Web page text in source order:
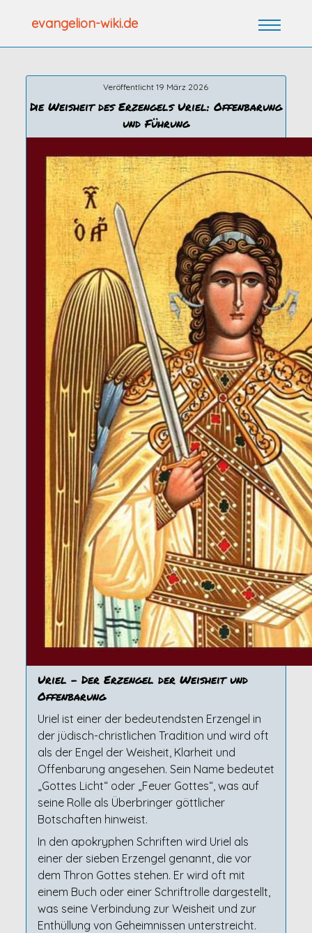
evangelion-wiki.de
Veröffentlicht 19 März 2026
Die Weisheit des Erzengels Uriel: Offenbarung
und Führung
Uriel – Der Erzengel der Weisheit und
Offenbarung
Uriel ist einer der bedeutendsten Erzengel in
der jüdisch-christlichen Tradition und wird oft
als der Engel der Weisheit, Klarheit und
Offenbarung angesehen. Sein Name bedeutet
„Gottes Licht“ oder „Feuer Gottes“, was auf
seine Rolle als Überbringer göttlicher
Botschaften hinweist.
In den apokryphen Schriften wird Uriel als
einer der sieben Erzengel genannt, die vor
dem Thron Gottes stehen. Er wird oft mit
einem Buch oder einer Schriftrolle dargestellt,
was seine Verbindung zur Weisheit und zur
Enthüllung von Geheimnissen unterstreicht.